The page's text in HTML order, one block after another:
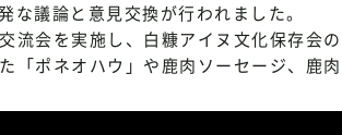
な議論と意見交換が行われました。
流会を実施し、白糠アイヌ文化保存会
「ポネオハウ」や鹿肉ソーセージ、鹿